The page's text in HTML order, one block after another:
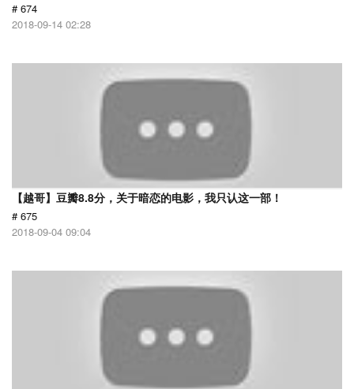
# 674
2018-09-14 02:28
【越哥】豆瓣8.8分，关于暗恋的电影，我只认这一部！
# 675
2018-09-04 09:04